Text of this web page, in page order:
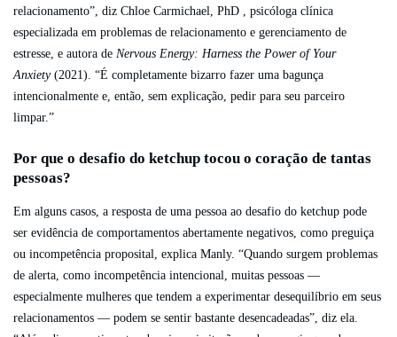
relacionamento”, diz Chloe Carmichael, PhD , psicóloga clínica
especializada em problemas de relacionamento e gerenciamento de
estresse, e autora de Nervous Energy: Harness the Power of Your
Anxiety(2021). “É completamente bizarro fazer uma bagunça
intencionalmente e, então, sem explicação, pedir para seu parceiro
limpar.”
Por que o desafio do ketchup tocou o coração de tantas
pessoas?
Em alguns casos, a resposta de uma pessoa ao desafio do ketchup pode
ser evidência de comportamentos abertamente negativos, como preguiça
ou incompetência proposital, explica Manly. “Quando surgem problemas
de alerta, como incompetência intencional, muitas pessoas —
especialmente mulheres que tendem a experimentar desequilíbrio em seus
relacionamentos — podem se sentir bastante desencadeadas”, diz ela.